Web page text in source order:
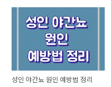
성인 야간뇨 원인 예방법 정리